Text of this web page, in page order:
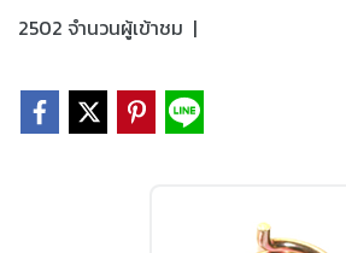
2502 จำนวนผู้เข้าชม |